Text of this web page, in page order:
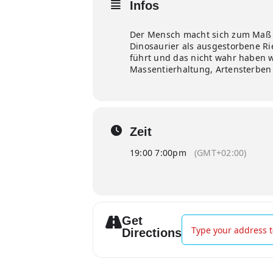
Infos
Der Mensch macht sich zum
Dinosaurier als ausgestorbene
führt und das nicht wahr haben
Massentierhaltung,
Zeit
19:00 7:00pm (GMT+02:00)
Get
Directions
Address -